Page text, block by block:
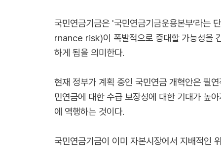
국민연금기금은 '국민연금기금운용본부’라는
rnance risk)이 폭발적으로 증대할 가능성을
하게 됨을 의미한다.
현재 정부가 계획 중인 국민연금 개혁안은 필
민연금에 대한 수급 보장성에 대한 기대가 높
에 역행하는 것이다.
국민연금기금이 이미 자본시장에서 지배적인